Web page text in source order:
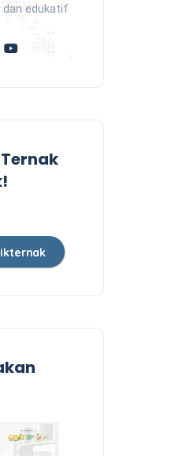
edukatif